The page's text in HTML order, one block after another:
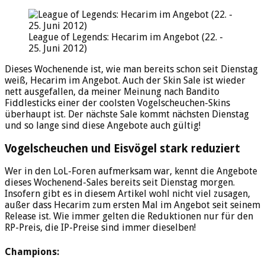
League of Legends: Hecarim im Angebot (22. -
25. Juni 2012)
Dieses Wochenende ist, wie man bereits schon seit Dienstag
weiß, Hecarim im Angebot. Auch der Skin Sale ist wieder
nett ausgefallen, da meiner Meinung nach Bandito
Fiddlesticks einer der coolsten Vogelscheuchen-Skins
überhaupt ist. Der nächste Sale kommt nächsten Dienstag
und so lange sind diese Angebote auch gültig!
Vogelscheuchen und Eisvögel stark reduziert
Wer in den LoL-Foren aufmerksam war, kennt die Angebote
dieses Wochenend-Sales bereits seit Dienstag morgen.
Insofern gibt es in diesem Artikel wohl nicht viel zusagen,
außer dass Hecarim zum ersten Mal im Angebot seit seinem
Release ist. Wie immer gelten die Reduktionen nur für den
RP-Preis, die IP-Preise sind immer dieselben!
Champions: